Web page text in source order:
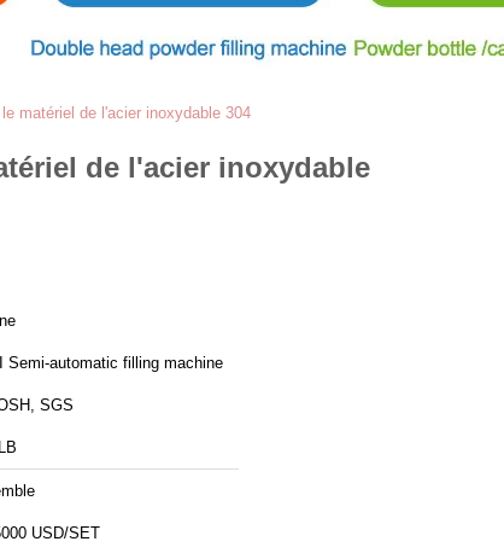
matériel de l'acier inoxydable 304
de l'acier inoxydable
Semi-automatic filling machine
SGS
USD/SET